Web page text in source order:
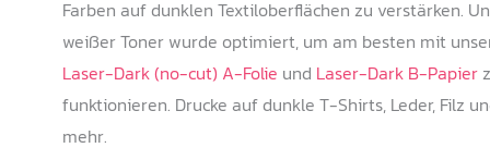
Farben auf dunklen Textiloberflächen zu verstärken.
weißer Toner wurde optimiert, um am besten mit
Laser-Dark (no-cut) A-Folie und Laser-Dark B-Papier
funktionieren. Drucke auf dunkle T-Shirts, Leder, Filz
mehr.